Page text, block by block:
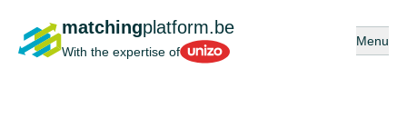
matchingplatform.be
With the expertise ofUnizo
Open or
Menu